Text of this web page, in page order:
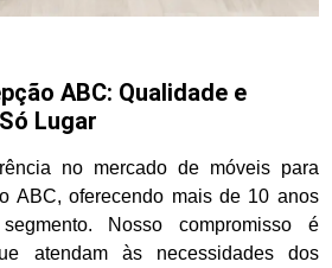
ABC: Qualidade e
Lugar
no mercado de móveis para
ABC, oferecendo mais de 10 anos
Nosso compromisso é
atendam às necessidades dos